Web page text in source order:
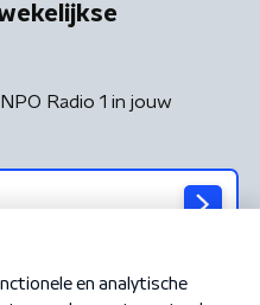
Radio 1 in jouw